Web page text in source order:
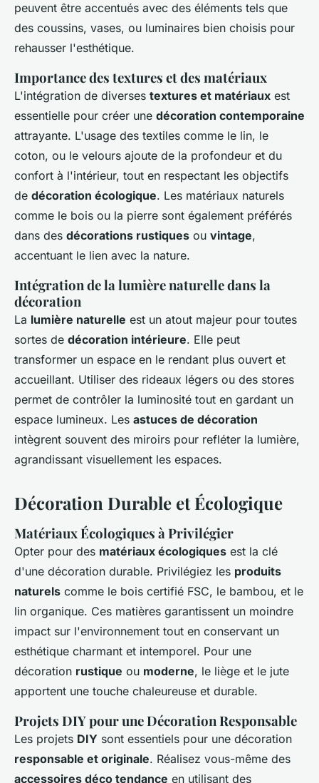
peuvent être accentués avec des éléments tels que
des coussins, vases, ou luminaires bien choisis pour
rehausser l'esthétique.
Importance des textures et des matériaux
L'intégration de diverses textures et matériaux est
essentielle pour créer une décoration contemporaine
attrayante. L'usage des textiles comme le lin, le
coton, ou le velours ajoute de la profondeur et du
confort à l'intérieur, tout en respectant les objectifs
de décoration écologique. Les matériaux naturels
comme le bois ou la pierre sont également préférés
dans des décorations rustiques ou vintage,
accentuant le lien avec la nature.
Intégration de la lumière naturelle dans la
décoration
La lumière naturelle est un atout majeur pour toutes
sortes de décoration intérieure. Elle peut
transformer un espace en le rendant plus ouvert et
accueillant. Utiliser des rideaux légers ou des stores
permet de contrôler la luminosité tout en gardant un
espace lumineux. Les astuces de décoration
intègrent souvent des miroirs pour refléter la lumière,
agrandissant visuellement les espaces.
Décoration Durable et Écologique
Matériaux Écologiques à Privilégier
Opter pour des matériaux écologiques est la clé
d'une décoration durable. Privilégiez les produits
naturels comme le bois certifié FSC, le bambou, et le
lin organique. Ces matières garantissent un moindre
impact sur l'environnement tout en conservant un
esthétique charmant et intemporel. Pour une
décoration rustique ou moderne, le liège et le jute
apportent une touche chaleureuse et durable.
Projets DIY pour une Décoration Responsable
Les projets DIY sont essentiels pour une décoration
responsable et originale. Réalisez vous-même des
accessoires déco tendance en utilisant des